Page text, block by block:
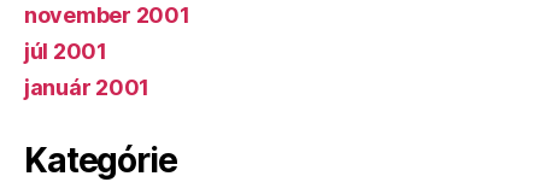
november 2001
júl 2001
január 2001
Kategórie